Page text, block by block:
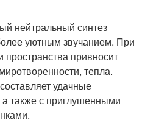
нейтральный синтез
уютным звучанием. При
привносит
тепла.
удачные
также с приглушенными